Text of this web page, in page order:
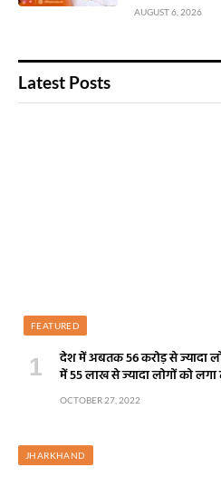
AUGUST 6, 2026
Latest Posts
FEATURED
देश में अबतक 56 करोड़ से ज्यादा
में 55 लाख से ज्यादा लोगों को लगा
OCTOBER 27, 2022
JHARKHAND